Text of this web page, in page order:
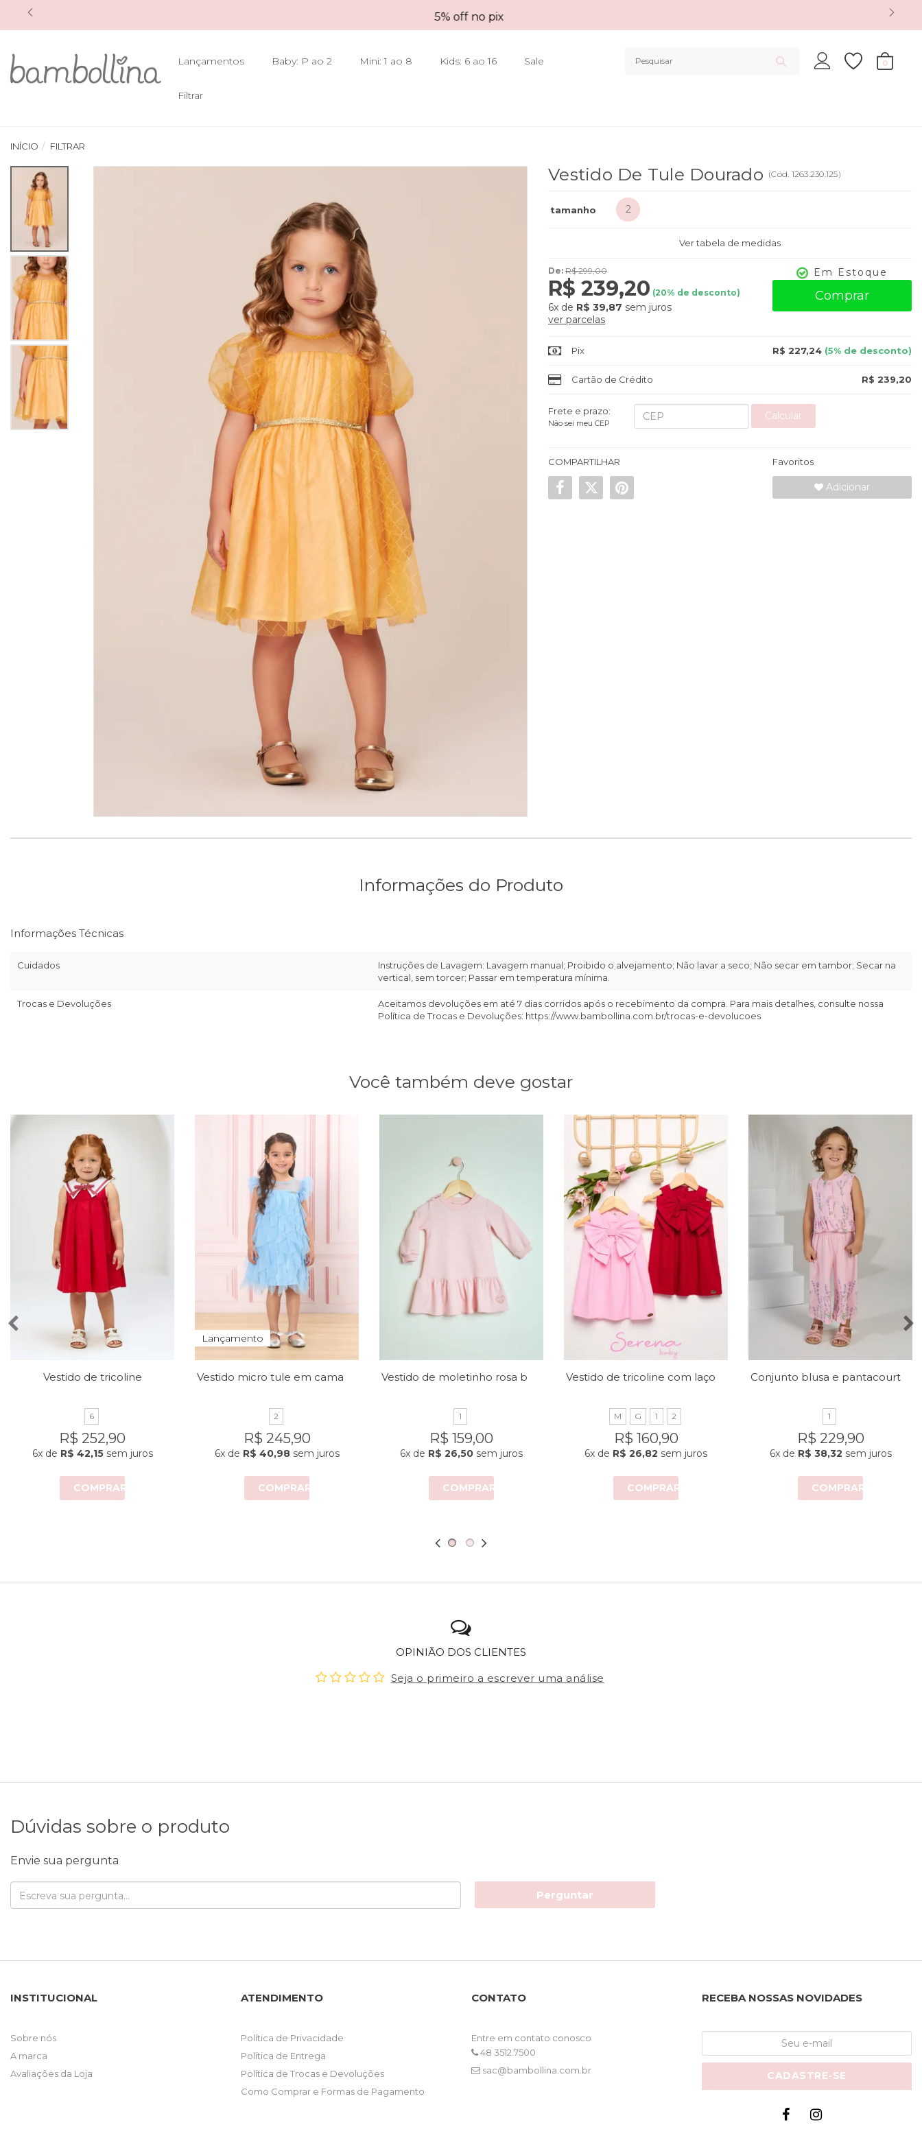
5% off no pix
Lançamentos Baby: P ao 2 Mini: 1 ao 8 Kids: 6 ao 16 Sale
Filtrar
0
INÍCIO FILTRAR
Vestido De Tule Dourado (Cód. 1263.230.125)
tamanho 2
Ver tabela de medidas
De: R$ 299,00
R$ 239,20 (20% de desconto)
6x de R$ 39,87 sem juros
ver parcelas
Em Estoque
Comprar
Pix R$ 227,24 (5% de desconto)
Cartão de Crédito R$ 239,20
Frete e prazo:
Não sei meu CEP
Calcular
COMPARTILHAR Favoritos
Adicionar
Informações do Produto
Informações Técnicas
Cuidados
Instruções de Lavagem: Lavagem manual; Proibido o alvejamento; Não lavar a seco; Não secar em tambor; Secar na
vertical, sem torcer; Passar em temperatura mínima.
Trocas e Devoluções
Aceitamos devoluções em até 7 dias corridos após o recebimento da compra. Para mais detalhes, consulte nossa
Política de Trocas e Devoluções: https://www.bambollina.com.br/trocas-e-devolucoes
Você também deve gostar
Vestido de tricoline
6
R$ 252,90
6xde R$ 42,15sem juros
COMPRAR
Lançamento
2
R$ 245,90
6xde R$ 40,98sem juros
COMPRAR
1
R$ 159,00
6x de R$ 26,50 sem juros
COMPRAR
M G 1 2
R$ 160,90
6x de R$ 26,82 sem juros
COMPRAR
1
R$ 229,90
6xde R$ 38,32 sem juros
COMPRAR
OPINIÃO DOS CLIENTES
Seja o primeiro a escrever uma análise
Dúvidas sobre o produto
Envie sua pergunta
Perguntar
INSTITUCIONAL
Sobre nós
A marca
Avaliações da Loja
ATENDIMENTO
Política de Privacidade
Política de Entrega
Política de Trocas e Devoluções
Como Comprar e Formas de Pagamento
CONTATO
Entre em contato conosco
48 3512.7500
sac@bambollina.com.br
RECEBA NOSSAS NOVIDADES
CADASTRE-SE